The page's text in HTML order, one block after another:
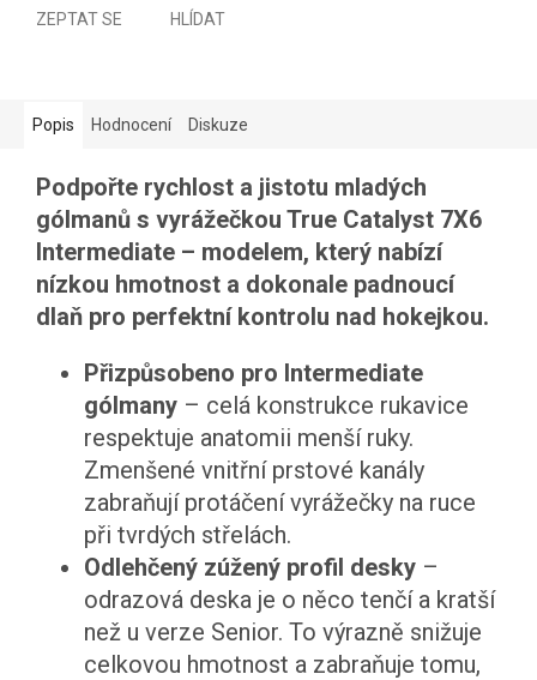
ZEPTAT SE HLÍDAT
Popis Hodnocení Diskuze
Podpořte rychlost a jistotu mladých
gólmanů s vyrážečkou True Catalyst 7X6
Intermediate – modelem, který nabízí
nízkou hmotnost a dokonale padnoucí
dlaň pro perfektní kontrolu nad hokejkou.
Přizpůsobeno pro Intermediate
gólmany – celá konstrukce rukavice
respektuje anatomii menší ruky.
Zmenšené vnitřní prstové kanály
zabraňují protáčení vyrážečky na ruce
při tvrdých střelách.
Odlehčený zúžený profil desky –
odrazová deska je o něco tenčí a kratší
než u verze Senior. To výrazně snižuje
celkovou hmotnost a zabraňuje tomu,